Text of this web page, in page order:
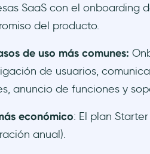
SaaS con el onboarding
del producto.
de uso más comunes:
de usuarios,
anuncio de funciones y
económico: El plan
anual).